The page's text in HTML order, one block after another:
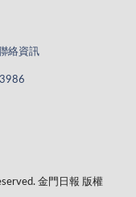
絡資訊
金門日報 版權